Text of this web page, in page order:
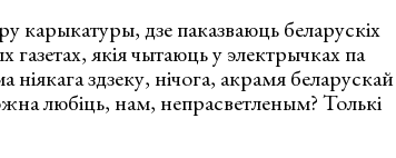
карыкатуры, дзе паказваюць беларускіх
якія чытаюць у электрычках па
здзеку, нічога, акрамя беларускай
любіць, нам, непрасветленым? Толькі